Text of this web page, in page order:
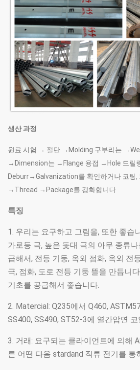
생산 과정
원료 시험 → 절단 →Molding 구부리는
→Dimension는 →Flange 용접 →Hole 드
Deburr→Galvanization를 확인하거나 코팅
→Thread →Package를 강화합니다
특징
1. 우리는 요구하고 그림을, 또한 좋습
가로등 극, 높은 돛대 극의 아무 종류
급해서, 전등 기둥, 옥외 점화, 옥외 전
극, 점화, 도로 전등 기둥 뜰을 만듭니
기초를 공급해서 좋습니다.
2. Matercial: Q235에서 Q460,
SS400, SS490, ST52-3에 열간압연 코
3. 거래: 요구되는 클라이언트에 의해
른 어떤 다음 stardand 직류 전기를 통